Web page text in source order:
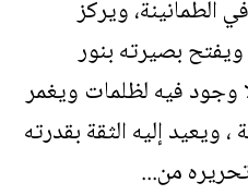
الطمأنينة، ويركز
بصيرته بنور
وجود فيه لظلمات ويغمر
ويعيد إليه الثقة بقدرته
من...